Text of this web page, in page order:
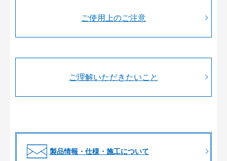
ご使用上のご注意
ご理解いただきたいこと
製品情報・仕様・施工について